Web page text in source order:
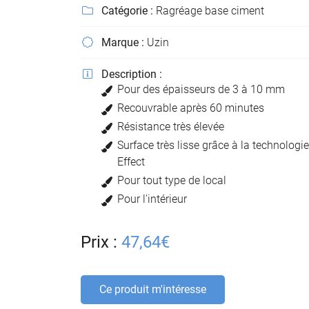
Recopier le code ci-contre
Rafraîchir le captcha
En cochant cette case, vous consentez à recevoir nos propositions
l'adresse email indiqué ci-dessus. Vous pouvez vous désinscrire à tout
le formulaire de désinscription.
Inscription
 Catégorie : Ragréage base ciment
 Marque : Uzin

Description :
Pour des épaisseurs de 3 à 10 mm
Recouvrable après 60 minutes
Résistance très élevée
Surface très lisse grâce à la
Effect
Pour tout type de local
Pour l'intérieur
Prix : 47,64€
Ce produit m'intéresse